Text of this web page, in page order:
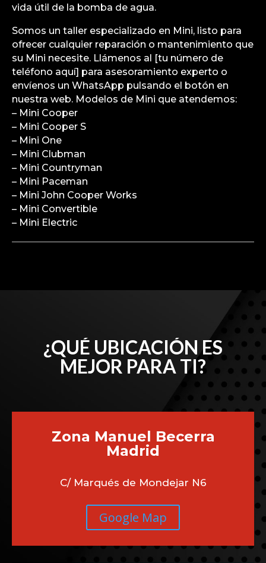
vida útil de la bomba de agua.
Somos un taller especializado en Mini, listo para
ofrecer cualquier reparación o mantenimiento que
su Mini necesite. Llámenos al [tu número de
teléfono aquí] para asesoramiento experto o
envíenos un WhatsApp pulsando el botón en
nuestra web. Modelos de Mini que atendemos:
– Mini Cooper
– Mini Cooper S
– Mini One
– Mini Clubman
– Mini Countryman
– Mini Paceman
– Mini John Cooper Works
– Mini Convertible
– Mini Electric
¿QUÉ UBICACIÓN ES
MEJOR PARA TI?
Zona Manuel Becerra
Madrid
C/ Marqués de Mondejar N6
Google Map